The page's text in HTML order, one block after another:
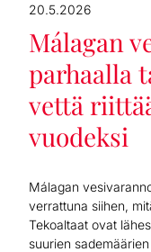
20.5.2026
Málagan
parhaalla
vettä
vuodeksi
Málagan
verrattuna siihen,
Tekoaltaat ovat
suurien